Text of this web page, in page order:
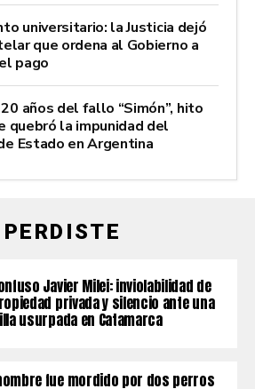
universitario: la Justicia dejó
que ordena al Gobierno a
pago
años del fallo “Simón”, hito
quebró la impunidad del
Estado en Argentina
Javier Milei: inviolabilidad de
privada y silencio ante una
usurpada en Catamarca
fue mordido por dos perros